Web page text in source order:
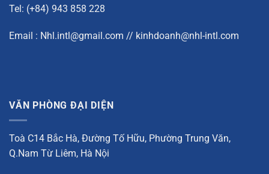
Tel: (+84) 943 858 228
Email : Nhl.intl@gmail.com // kinhdoanh@nhl-intl.com
VĂN PHÒNG ĐẠI DIỆN
Toà C14 Bắc Hà, Đường Tố Hữu, Phường Trung Văn,
Q.Nam Từ Liêm, Hà Nội